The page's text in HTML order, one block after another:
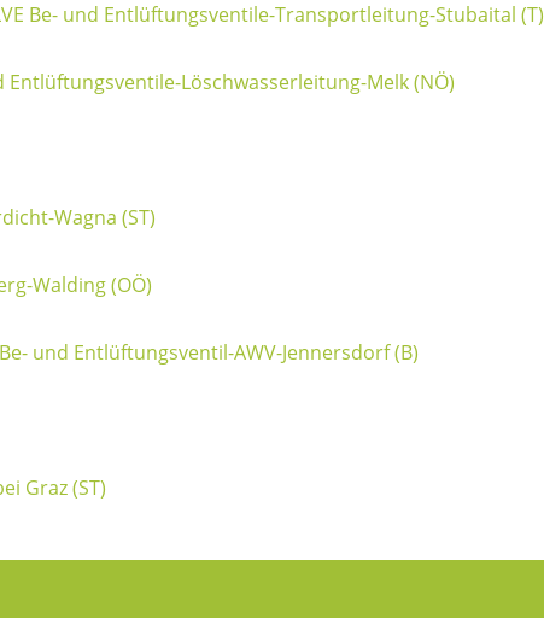
Be- und Entlüftungsventile-Transportleitung-Stubaital (T)
Entlüftungsventile-Löschwasserleitung-Melk (NÖ)
Wagna (ST)
Walding (OÖ)
und Entlüftungsventil-AWV-Jennersdorf (B)
Graz (ST)